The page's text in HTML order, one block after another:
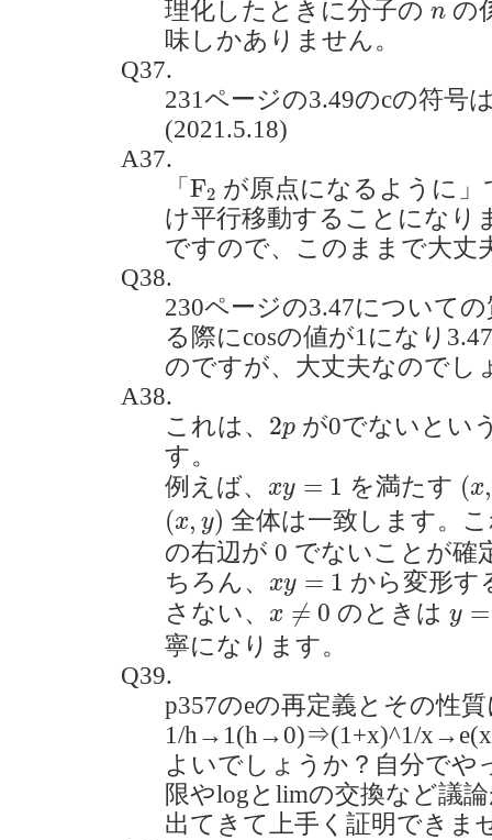
理化したときに分子の n
n の
味しかありません。
Q37.
231ページの3.49のcの符号
(2021.5.18)
A37.
「 F2
F2
が原点になるように」
け平行移動することになり
ですので、このままで大丈
Q38.
230ページの3.47について
る際にcosの値が1になり
のですが、大丈夫なのでし
A38.
これは、 2p
2p が0でないとい
す。
例えば、
xy = 1
xy= を満たす (x,
(
(x, y)
( y)
全体は一致します。
の右辺が 0 でないことが確
ちろん、
xy = 1
xy=1
から変形す
さない、
x ≠ 0
x≠ 0 のときはy =
y= 1
寧になります。
Q39.
p357のeの再定義とその性
1/h→1(h→0)⇒(1+x)^1/
よいでしょうか？自分でや
限やlogとlimの交換など議
出てきて上手く証明できま